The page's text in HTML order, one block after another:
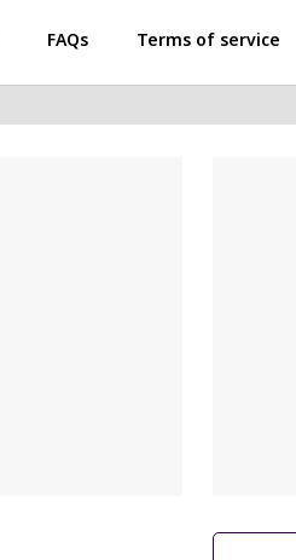
FAQs Terms of service